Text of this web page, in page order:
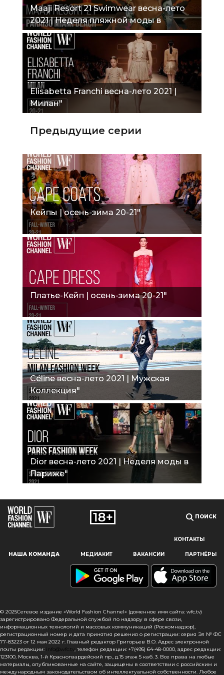
Наш сайт использует файлы cookie и похожие технологии,
пользователям, предоставляя персонализированную
информацию, запоминая предпочтения в области
сайта, вы подтверждаете свое согласие на использование
файлов cookie в соответствии с настоящим уведомлением
в отношении данного типа файлов. Если вы не согласны
с тем, чтобы мы использовали данный тип файлов,
то вы должны соответствующим образом установить
настройки вашего браузера или не использовать сайт wfc.tv
Maaji Resort 21 Swimwear весна-лето
2021 | Неделя пляжной моды в
Paraiso"
Elisabetta Franchi весна-лето 2021 |
Милан"
Предыдущие серии
Кейпы | осень-зима 20-21"
Платье-Кейп | осень-зима 20-21"
Céline весна-лето 2021 | Мужская
Коллекция"
Dior весна-лето 2021 | Неделя моды в
Париже"
ПОИСК
КОНТАКТЫ
НАША КОМАНДА МЕДИАКИТ ВАКАНСИИ ПАРТНЁРЫ
© 2025Сетевое издание «World Fashion Channel» (доменное имя сайта: wfc.tv)
зарегистрировано Федеральной службой по надзору в сфере связи,
информационных технологий и массовых коммуникаций (Роскомнадзор),
регистрационный номер и дата принятия решения о регистрации: серия Эл № ФС
77-83223 от 12 мая 2022 г. Главный редактор Григорьев В.О. Адрес электронной
почты редакции: info@wfc.tv, телефон редакции: +7(495) 64-48-0000, адрес редакции:
123100, Москва, 1-й Красногвардейский пр., д.15 этаж 5 каб. 3. Все права на любые
материалы, опубликованные на сайте, защищены в соответствии с российским и
международным законодательством об интеллектуальной собственности. Любое